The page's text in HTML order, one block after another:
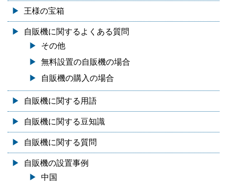
王様の宝箱
自販機に関するよくある質問
その他
無料設置の自販機の場合
自販機の購入の場合
自販機に関する用語
自販機に関する豆知識
自販機に関する質問
自販機の設置事例
中国